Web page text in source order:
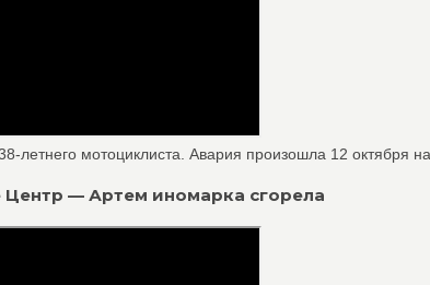
летнего мотоциклиста. Авария произошла 12 октября
— Артем иномарка сгорела